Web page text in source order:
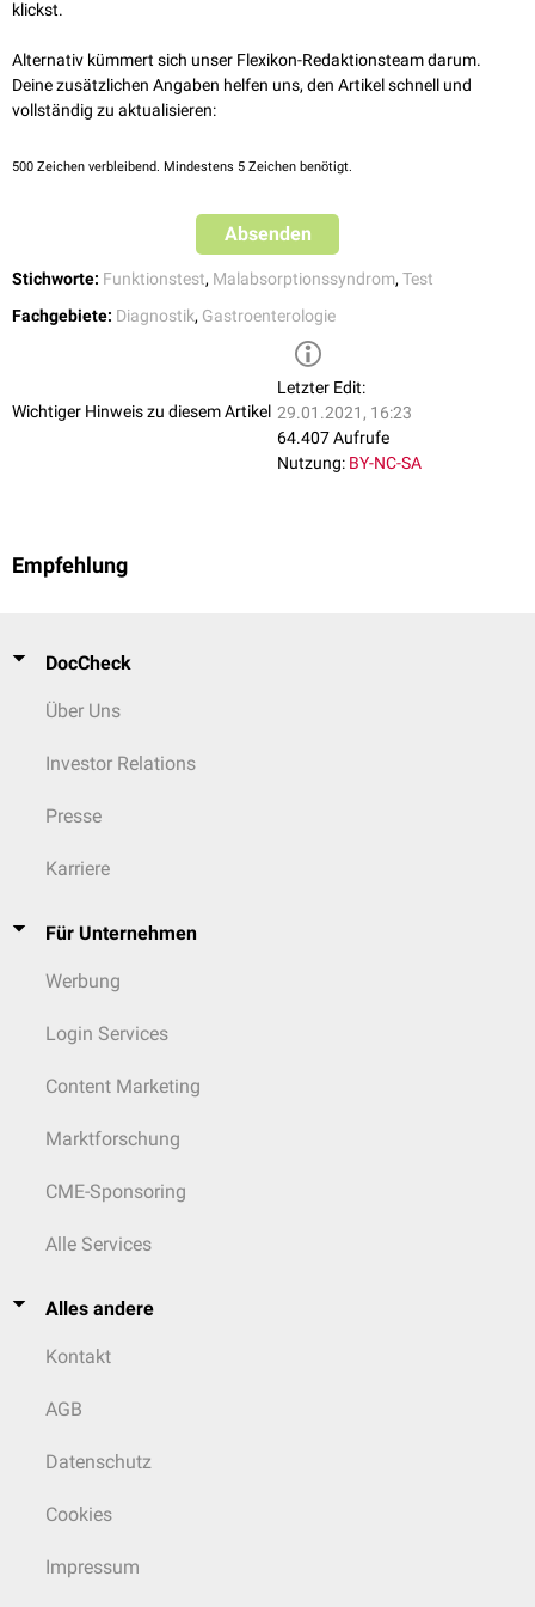
Zusätzliche Bestimmung der Xylose im 5-Stunden-Sammelurin. Am
lassen.
Urin mit 5 ml einer 10%-igenThymollösung inIsopropanol
stabilisieren.
klickst.
Alternativ kümmert sich unser Flexikon-Redaktionsteam darum.
Deine zusätzlichen Angaben helfen uns, den Artikel schnell und
vollständig zu aktualisieren:
500 Zeichen verbleibend. Mindestens 5 Zeichen benötigt.
Absenden
Stichworte: Funktionstest, Malabsorptionssyndrom, Test
Fachgebiete: Diagnostik, Gastroenterologie
Wichtiger Hinweis zu diesem Artikel
Letzter Edit:
29.01.2021, 16:23
64.407 Aufrufe
Nutzung: BY-NC-SA
Empfehlung
DocCheck
Über Uns
Investor Relations
Presse
Karriere
Für Unternehmen
Werbung
Login Services
Content Marketing
Marktforschung
CME-Sponsoring
Alle Services
Alles andere
Kontakt
AGB
Datenschutz
Cookies
Impressum